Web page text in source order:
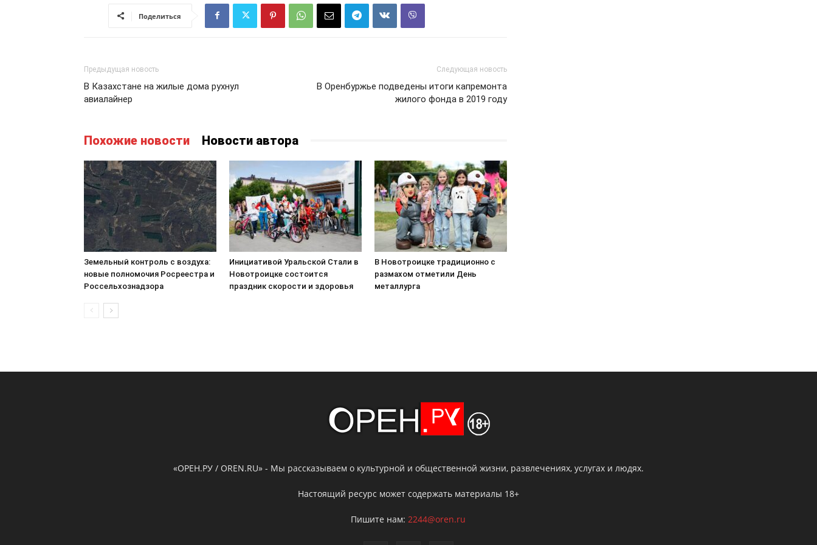
Поделиться
Предыдущая новость
В Казахстане на жилые дома рухнул
авиалайнер
Следующая новость
В Оренбуржье подведены итоги капремонта
жилого фонда в 2019 году
Похожие новости Новости автора
Земельный контроль с воздуха:
новые полномочия Росреестра и
Россельхознадзора
Инициативой Уральской Стали в
Новотроицке состоится
праздник скорости и здоровья
В Новотроицке традиционно с
размахом отметили День
металлурга
«ОРЕН.РУ / OREN.RU» - Мы рассказываем о культурной и общественной жизни, развлечениях, услугах и людях.
Настоящий ресурс может содержать материалы 18+
Пишите нам: 2244@oren.ru